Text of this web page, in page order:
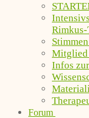
Mitglied
Infos
Forum